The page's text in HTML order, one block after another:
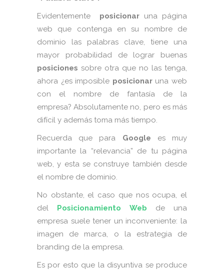
Evidentemente posicionar una página
web que contenga en su nombre de
dominio las palabras clave, tiene una
mayor probabilidad de lograr buenas
posiciones sobre otra que no las tenga,
ahora ¿es imposible posicionar una web
con el nombre de fantasía de la
empresa? Absolutamente no, pero es más
difícil y además toma más tiempo.
Recuerda que
para Google es muy
importante la “relevancia” de tu página
web, y esta se construye también desde
el nombre de dominio.
No obstante, el caso que nos ocupa, el
del Posicionamiento Web
de una
empresa suele tener un inconveniente: la
imagen de marca, o la estrategia de
branding de la empresa.
Es por esto que la disyuntiva se produce